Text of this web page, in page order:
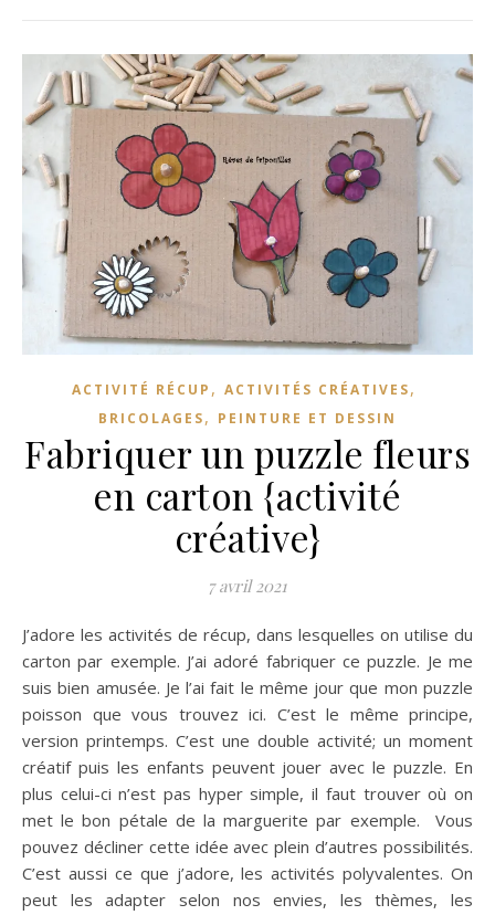
ACTIVITÉ RÉCUP , ACTIVITÉS CRÉATIVES,
BRICOLAGES, PEINTURE ET DESSIN
Fabriquer un puzzle fleurs
en carton {activité
créative}
7 avril 2021
J’adore les activités de récup, dans lesquelles on utilise du
carton par exemple. J’ai adoré fabriquer ce puzzle. Je me
suis bien amusée. Je l’ai fait le même jour que mon puzzle
poisson que vous trouvez ici. C’est le même principe,
version printemps. C’est une double activité; un moment
créatif puis les enfants peuvent jouer avec le puzzle. En
plus celui-ci n’est pas hyper simple, il faut trouver où on
met le bon pétale de la marguerite par exemple. Vous
pouvez décliner cette idée avec plein d’autres possibilités.
C’est aussi ce que j’adore, les activités polyvalentes. On
peut les adapter selon nos envies, les thèmes, les